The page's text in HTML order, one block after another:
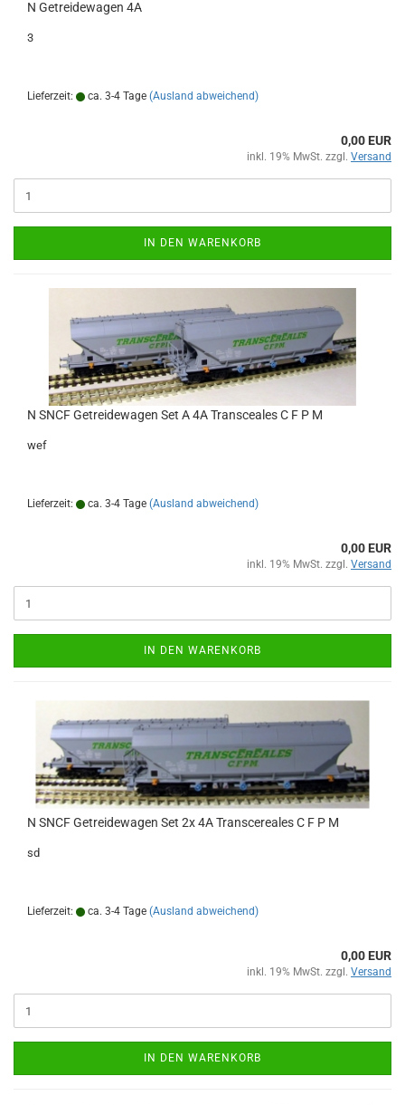
N Getreidewagen 4A
3
Lieferzeit: ca. 3-4 Tage (Ausland abweichend)
0,00 EUR
inkl. 19% MwSt. zzgl. Versand
IN DEN WARENKORB
N SNCF Getreidewagen Set A 4A Transceales C F P M
wef
Lieferzeit: ca. 3-4 Tage (Ausland abweichend)
0,00 EUR
inkl. 19% MwSt. zzgl. Versand
IN DEN WARENKORB
N SNCF Getreidewagen Set 2x 4A Transcereales C F P M
sd
Lieferzeit: ca. 3-4 Tage (Ausland abweichend)
0,00 EUR
inkl. 19% MwSt. zzgl. Versand
IN DEN WARENKORB